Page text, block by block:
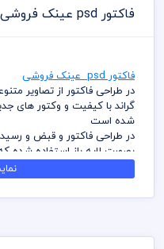
فاکتور psd عینک فروشی
فاکتور psd عینک فروشی
در طراحی فاکتور از تصاویر
گراند با کیفیت و وکتور های
شده است
در طراحی فاکتور و قبض و رسید
بصورت لایه باز استفاده شده
را به سلیقه ویرایش و استفاده
کامل ترین آرشیو لایه باز
راحت با تهیه بسته های